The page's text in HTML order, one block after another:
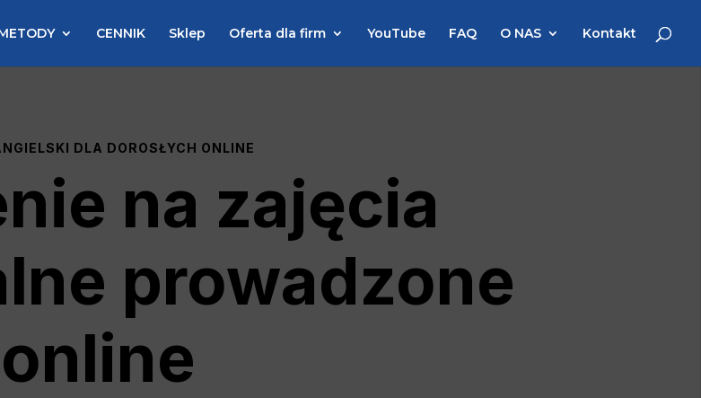
CENNIK Sklep Oferta dla firm YouTube FAQ O NAS Kontakt
DLA DOROSŁYCH ONLINE
na zajęcia
prowadzone
online